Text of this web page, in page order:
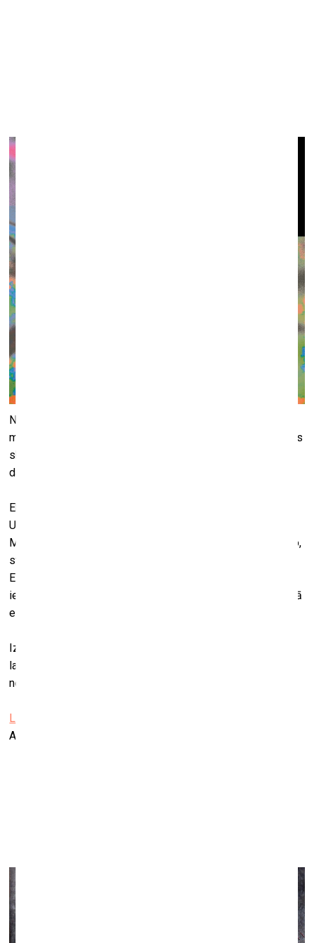
No 28. novembra līdz 9. decembrim Liepājas Mūzikas,
mākslas un dizaina vidusskolas jaunbūves izstāžu zālē būs
skatāma jauno mākslinieku kustības “apmale93” radošo
darbu izstāde “Teurģija Sekularizācija Frichki”.
Ekspozīcija apvieno māksliniekus no LMMDV, Latvijas
Universitātes, Latvijas Mākslas akadēmijas un Jūrmalas
Mākslas skolas, kuri pēta robežas starp sakrālo un profāno,
starp identitāti un troksni. Jaunie mākslinieki pievēršas
Eiropas estētikas noguruma un atdzimšanas tēmām,
iedvesmojoties no neofolka, post-supremātisma un digitālā
ezotērisma vizuālajiem kodiem.
Izstāde aicina iepazīt jaunās paaudzes skatījumu uz
laikmetīgo kultūrtelpu – drosmīgu, daudzslāņainu un
neparedzamu.
LMMDV jaunbūves izstāžu zāle
Alejas iela 18, Liepāja